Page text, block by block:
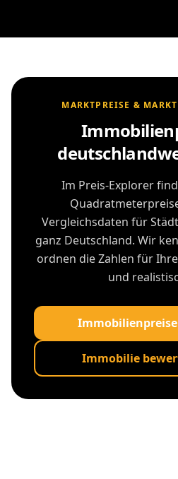
MARKTPREISE &
Im Preis-Explorer
Vergleichsdaten für
ganz Deutschland. Wir
ordnen die Zahlen für
und
Immobilie